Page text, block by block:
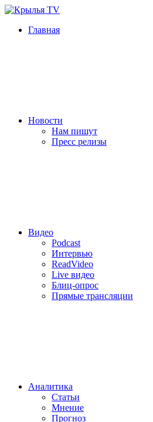
Главная
Новости
Нам пишут
Пресс релизы
Видео
Podcast
Интервью
ReadVideo
Live видео
Блиц-опрос
Прямые трансляции
Аналитика
Статьи
Мнение
Прогноз